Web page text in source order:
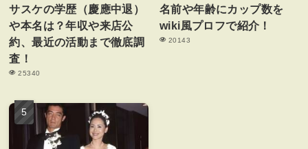
サスケの学歴（慶應中退）
や本名は？年収や来店公
約、最近の活動まで徹底調
査！
25340
名前や年齢にカップ数を
wiki風プロフで紹介！
20143